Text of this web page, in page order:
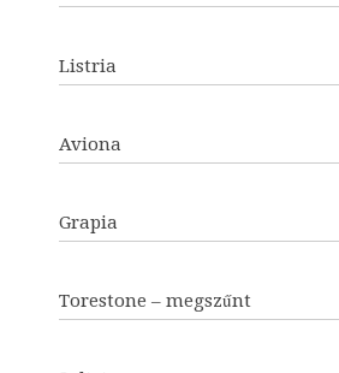
Listria
Aviona
Grapia
Torestone – megszűnt